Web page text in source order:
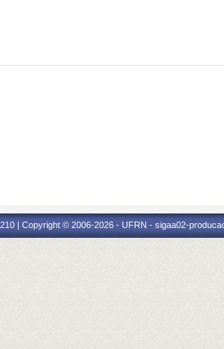
| Copyright © 2006-2026 - UFRN - sigaa02-